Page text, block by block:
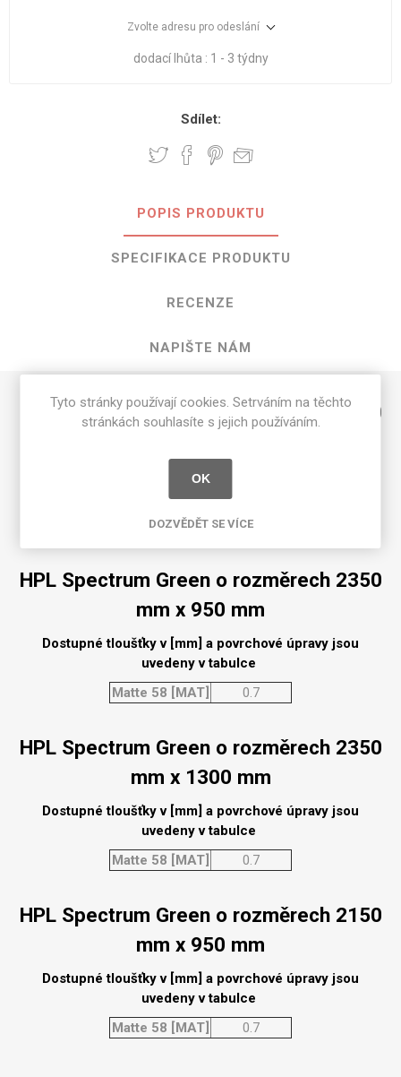
Zvolte adresu pro odeslání
dodací lhůta : 1 - 3 týdny
Sdílet:
POPIS PRODUKTU
SPECIFIKACE PRODUKTU
RECENZE
NAPIŠTE NÁM
HPL Spectrum Green o rozměrech 3050
Dostupné tloušťky v [mm] a povrchové úpravy jsou
uvedeny v tabulce
Matte 58 [MAT]
0.7
HPL Spectrum Green o rozměrech 2350
mm x 950 mm
Dostupné tloušťky v [mm] a povrchové úpravy jsou
uvedeny v tabulce
Matte 58 [MAT]
0.7
HPL Spectrum Green o rozměrech 2350
mm x 1300 mm
Dostupné tloušťky v [mm] a povrchové úpravy jsou
uvedeny v tabulce
Matte 58 [MAT]
0.7
HPL Spectrum Green o rozměrech 2150
mm x 950 mm
Dostupné tloušťky v [mm] a povrchové úpravy jsou
uvedeny v tabulce
Matte 58 [MAT]
0.7
Tyto stránky používají cookies. Setrváním na těchto
stránkách souhlasíte s jejich používáním.
OK
DOZVĚDĚT SE VÍCE